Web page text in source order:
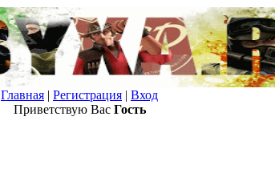
Главная | Регистрация | Вход
Приветствую Вас Гость